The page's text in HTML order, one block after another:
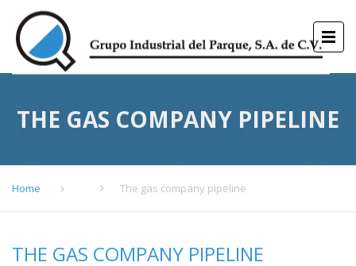
THE GAS COMPANY PIPELINE
Home The gas company pipeline
THE GAS COMPANY PIPELINE